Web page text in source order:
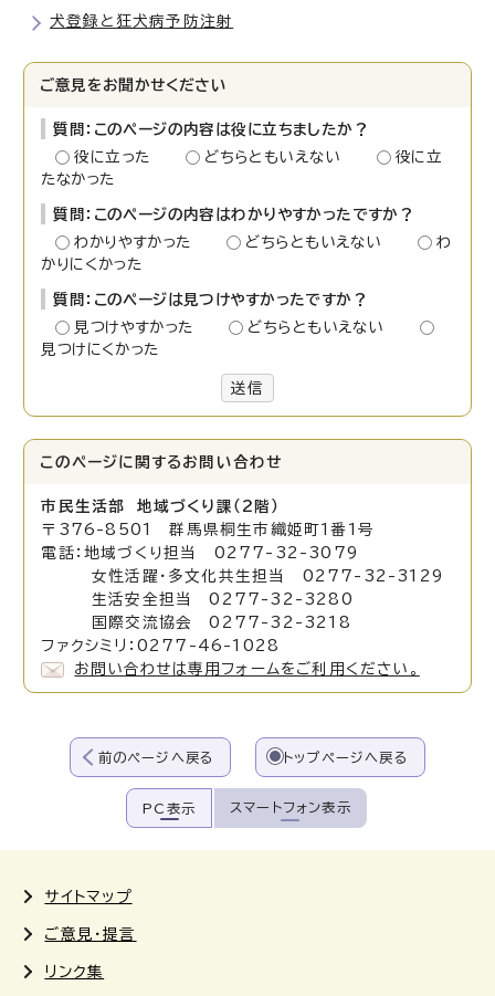
犬登録と狂犬病予防注射
ご意見をお聞かせください
質問：このページの内容は役に立ちましたか？
役に立った
どちらともいえない
役に立
たなかった
質問：このページの内容はわかりやすかったですか？
わかりやすかった
どちらともいえない
わ
かりにくかった
質問：このページは見つけやすかったですか？
見つけやすかった
どちらともいえない
見つけにくかった
送信
このページに関する お問い合わせ
市民生活部 地域づくり課（2階）
〒376-8501 群馬県桐生市織姫町1番1号
電話：地域づくり担当 0277-32-3079
女性活躍・多文化共生担当 0277-32-3129
生活安全担当 0277-32-3280
国際交流協会 0277-32-3218
ファクシミリ：0277-46-1028
お問い合わせは専用フォームをご利用ください。
前のページへ戻る トップページへ戻る
PC表示 スマートフォン表示
サイトマップ
ご意見・提言
リンク集